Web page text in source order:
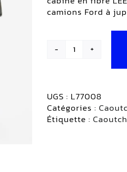
camions Ford à
quantité
rabat
à
angle
UGS : L77008
Catégories :
Étiquette :